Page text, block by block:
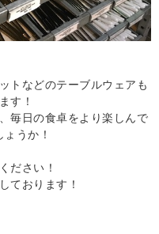
トなどのテーブルウェアも
す！
毎日の食卓をより楽しんで
うか！
ださい！
ております！